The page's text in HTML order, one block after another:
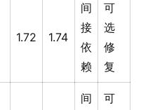
1.72 1.74
间
接
依
赖
可
选
修
复
间
可